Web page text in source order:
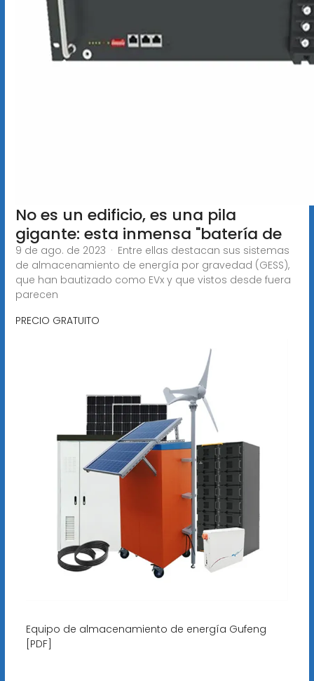
No es un edificio, es una pila
gigante: esta inmensa "batería de
9 de ago. de 2023 · Entre ellas destacan sus sistemas
de almacenamiento de energía por gravedad (GESS),
que han bautizado como EVx y que vistos desde fuera
parecen
PRECIO GRATUITO
Equipo de almacenamiento de energía Gufeng
[PDF]